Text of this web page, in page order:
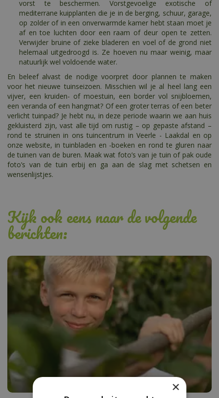
vorst te beschermen. Vorstgevoelige exotische of
mediterrane kuipplanten die je in de berging, schuur, garage,
op zolder of in een onverwarmde kamer hebt staan moet je
af en toe luchten door een raam of deur open te zetten.
Verwijder bruine of zieke bladeren en voel of de grond niet
helemaal uitgedroogd is. Ze hoeven nu maar weinig, maar
natuurlijk wel voldoende water.
En beleef alvast de nodige voorpret door plannen te maken
voor het nieuwe tuinseizoen. Misschien wil je al heel lang een
vijver, een kruiden- of moestuin, een border vol snijbloemen,
een veranda of een hangmat? Of een groter terras of een beter
verlicht tuinpad? Je hebt nu, in deze periode waarin we aan huis
gekluisterd zijn, vast alle tijd om rustig – op gepaste afstand –
rond te struinen in ons tuincentrum in Veerle - Laakdal en op
onze website, in tuinbladen en -boeken en rond te gluren naar
de tuinen van de buren. Maak wat foto’s van je tuin of pak oude
foto’s van de tuin erbij en ga aan de slag met schetsen en
wensenlijstjes.
Kijk ook eens naar de volgende
berichten:
×